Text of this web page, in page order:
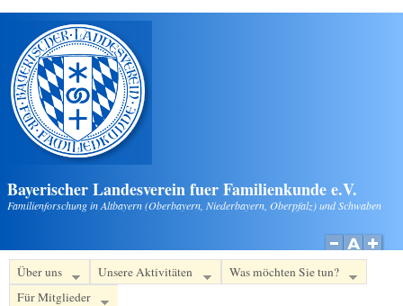
Direkt zum Inhalt
Bayerischer Landesverein fuer Familienkunde e.V.
Familienforschung in Altbayern (Oberbayern, Niederbayern, Oberpfalz) und Schwaben
Über uns Unsere Aktivitäten
Was möchten Sie tun?
Für Mitglieder